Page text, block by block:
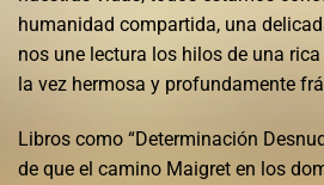
humanidad compartida, una
nos une lectura los hilos de una
la vez hermosa y profundamente
Libros como “Determinación
de que el camino Maigret en los